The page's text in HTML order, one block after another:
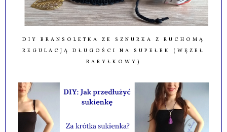
DIY BRANSOLETKA ZE SZNURKA Z RUCHOMĄ
REGULACJĄ DŁUGOŚCI NA SUPEŁEK (WĘZEŁ
BARYŁKOWY)